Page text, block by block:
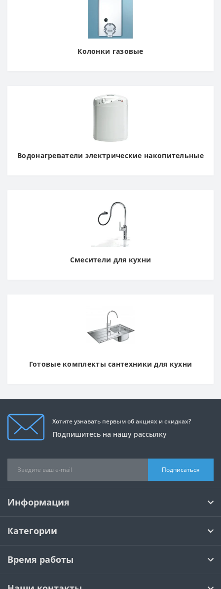
Колонки газовые
Водонагреватели электрические накопительные
Смесители для кухни
Готовые комплекты сантехники для кухни
Хотите узнавать первым об акциях и скидках?
Подпишитесь на нашу рассылку
Подписаться
Информация
Категории
Время работы